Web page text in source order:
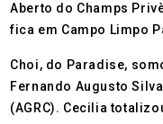
Aberto do Champs
fica em Campo Limpo
Choi, do Paradise,
Fernando Augusto
(AGRC). Cecilia